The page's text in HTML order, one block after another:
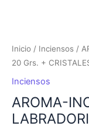
Inicio / Inciensos /
20 Grs. +
Inciensos
AROMA-